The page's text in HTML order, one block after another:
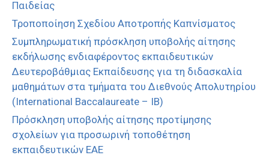
Παιδείας
Τροποποίηση Σχεδίου Αποτροπής Καπνίσματος
Συμπληρωματική πρόσκληση υποβολής αίτησης
εκδήλωσης ενδιαφέροντος εκπαιδευτικών
Δευτεροβάθμιας Εκπαίδευσης για τη διδασκαλία
μαθημάτων στα τμήματα του Διεθνούς Απολυτηρίου
(International Baccalaureate – IB)
Πρόσκληση υποβολής αίτησης προτίμησης
σχολείων για προσωρινή τοποθέτηση
εκπαιδευτικών ΕΑΕ